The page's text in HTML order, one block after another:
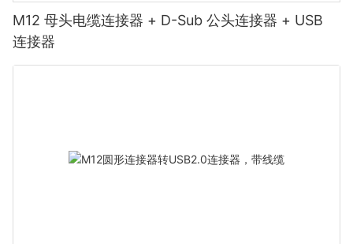
M12 母头电缆连接器 + D-Sub 公头连接器 + USB
连接器